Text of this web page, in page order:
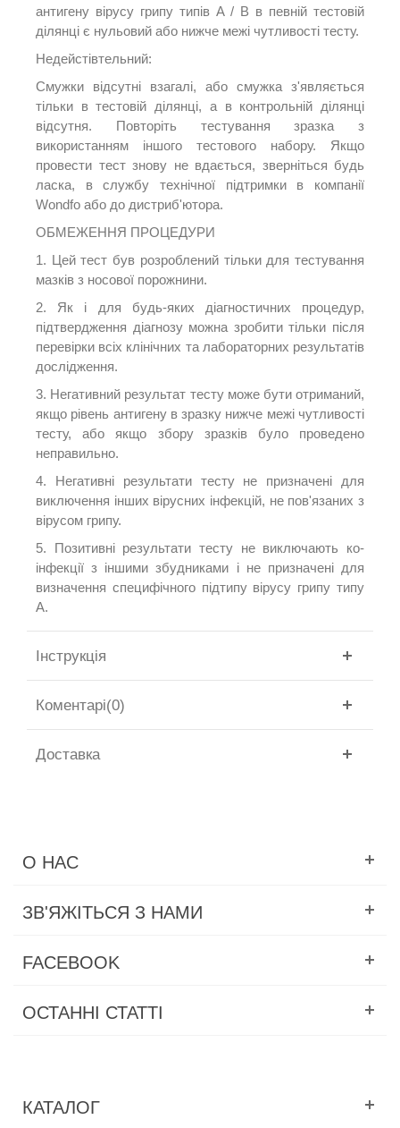
антигену вірусу грипу типів А / В в певній тестовій
ділянці є нульовий або нижче межі чутливості тесту.
Недейстівтельний:
Смужки відсутні взагалі, або смужка з'являється
тільки в тестовій ділянці, а в контрольній ділянці
відсутня. Повторіть тестування зразка з
використанням іншого тестового набору. Якщо
провести тест знову не вдається, зверніться будь
ласка, в службу технічної підтримки в компанії
Wondfo або до дистриб'ютора.
ОБМЕЖЕННЯ ПРОЦЕДУРИ
1. Цей тест був розроблений тільки для тестування
мазків з носової порожнини.
2. Як і для будь-яких діагностичних процедур,
підтвердження діагнозу можна зробити тільки після
перевірки всіх клінічних та лабораторних результатів
дослідження.
3. Негативний результат тесту може бути отриманий,
якщо рівень антигену в зразку нижче межі чутливості
тесту, або якщо збору зразків було проведено
неправильно.
4. Негативні результати тесту не призначені для
виключення інших вірусних інфекцій, не пов'язаних з
вірусом грипу.
5. Позитивні результати тесту не виключають ко-
інфекції з іншими збудниками і не призначені для
визначення специфічного підтипу вірусу грипу типу
А.
Інструкція
Коментарі(0)
Доставка
О НАС
ЗВ'ЯЖІТЬСЯ З НАМИ
FACEBOOK
ОСТАННІ СТАТТІ
КАТАЛОГ